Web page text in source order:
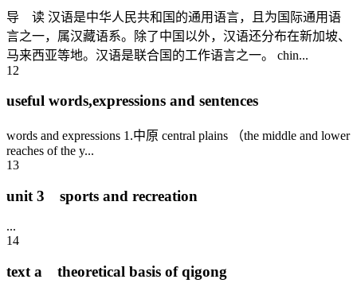
导 读 汉语是中华人民共和国的通用语言，且为国际通用语
言之一，属汉藏语系。除了中国以外，汉语还分布在新加坡、
马来西亚等地。汉语是联合国的工作语言之一。 chin...
12
useful words,expressions and sentences
words and expressions 1.中原 central plains （the middle and lower
reaches of the y...
13
unit 3 sports and recreation
...
14
text a theoretical basis of qigong